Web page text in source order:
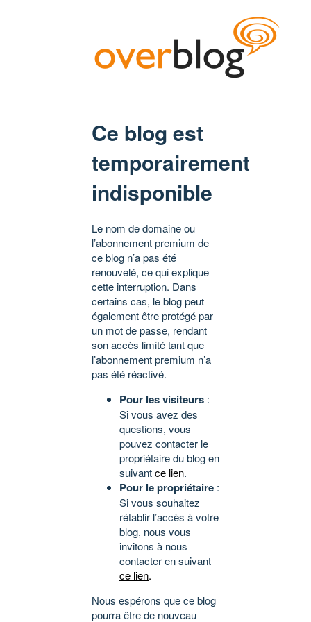
Ce blog est
temporairement
indisponible
Le nom de domaine ou
l’abonnement premium de
ce blog n’a pas été
renouvelé, ce qui explique
cette interruption. Dans
certains cas, le blog peut
également être protégé par
un mot de passe, rendant
son accès limité tant que
l’abonnement premium n’a
pas été réactivé.
Pour les visiteurs :
Si vous avez des
questions, vous
pouvez contacter le
propriétaire du blog en
suivantce lien.
Pour le propriétaire :
Si vous souhaitez
rétablir l’accès à votre
blog, nous vous
invitons à nous
contacter en suivant
ce lien.
Nous espérons que ce blog
pourra être de nouveau